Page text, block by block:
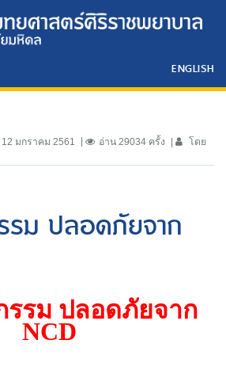
ENGLISH
12 มกราคม 2561 อ่าน 29034 ครั้ง โดย
ม ปลอดภัยจาก
รรม ปลอดภัยจาก
NCD